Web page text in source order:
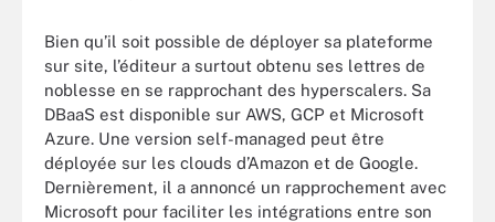
Bien qu’il soit possible de déployer sa plateforme
sur site, l’éditeur a surtout obtenu ses lettres de
noblesse en se rapprochant des hyperscalers. Sa
DBaaS est disponible sur AWS, GCP et Microsoft
Azure. Une version self-managed peut être
déployée sur les clouds d’Amazon et de Google.
Dernièrement, il a annoncé un rapprochement avec
Microsoft pour faciliter les intégrations entre son